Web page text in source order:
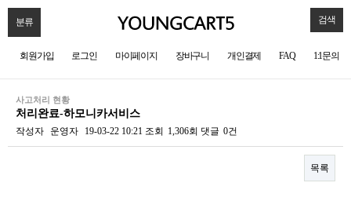
분류 검색
회원가입 로그인 마이페이지 장바구니 개인결제 FAQ 1:1문의
사고처리 현황
처리완료-하모니카서비스
작성자 운영자 19-03-22 10:21 조회 1,306회 댓글 0건
목록